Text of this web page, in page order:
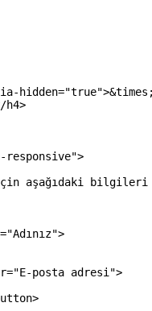
hidden="true">&times;
h4>
responsive">
aşağıdaki bilgileri
="Adınız">
="E-posta adresi">